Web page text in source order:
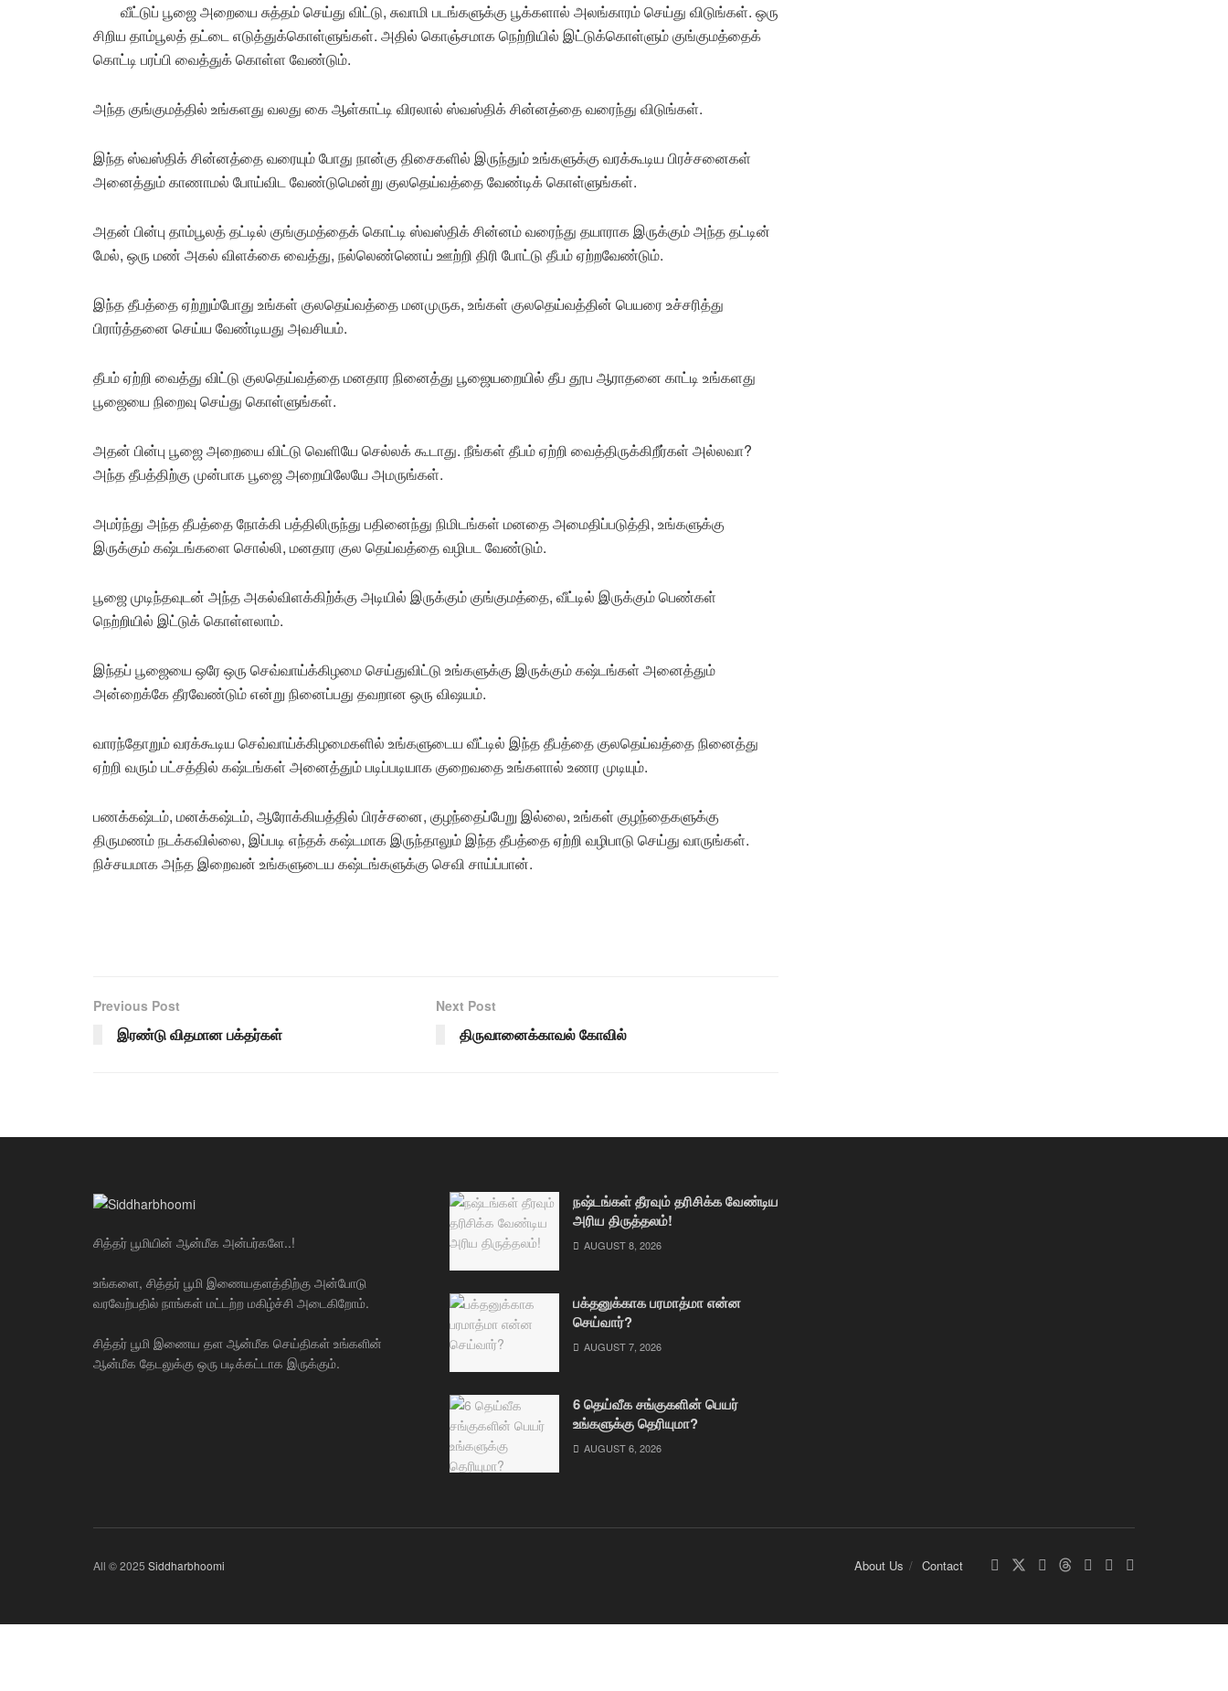
வீட்டுப் பூஜை அறையை சுத்தம் செய்து விட்டு, சுவாமி படங்களுக்கு பூக்களால் அலங்காரம் செய்து விடுங்கள். ஒரு
சிறிய தாம்பூலத் தட்டை எடுத்துக்கொள்ளுங்கள். அதில் கொஞ்சமாக நெற்றியில் இட்டுக்கொள்ளும் குங்குமத்தைக்
கொட்டி பரப்பி வைத்துக் கொள்ள வேண்டும்.
அந்த குங்குமத்தில் உங்களது வலது கை ஆள்காட்டி விரலால் ஸ்வஸ்திக் சின்னத்தை வரைந்து விடுங்கள்.
இந்த ஸ்வஸ்திக் சின்னத்தை வரையும் போது நான்கு திசைகளில் இருந்தும் உங்களுக்கு வரக்கூடிய பிரச்சனைகள்
அனைத்தும் காணாமல் போய்விட வேண்டுமென்று குலதெய்வத்தை வேண்டிக் கொள்ளுங்கள்.
அதன் பின்பு தாம்பூலத் தட்டில் குங்குமத்தைக் கொட்டி ஸ்வஸ்திக் சின்னம் வரைந்து தயாராக இருக்கும் அந்த தட்டின்
மேல், ஒரு மண் அகல் விளக்கை வைத்து, நல்லெண்ணெய் ஊற்றி திரி போட்டு தீபம் ஏற்றவேண்டும்.
இந்த தீபத்தை ஏற்றும்போது உங்கள் குலதெய்வத்தை மனமுருக, உங்கள் குலதெய்வத்தின் பெயரை உச்சரித்து
பிரார்த்தனை செய்ய வேண்டியது அவசியம்.
தீபம் ஏற்றி வைத்து விட்டு குலதெய்வத்தை மனதார நினைத்து பூஜையறையில் தீப தூப ஆராதனை காட்டி உங்களது
பூஜையை நிறைவு செய்து கொள்ளுங்கள்.
அதன் பின்பு பூஜை அறையை விட்டு வெளியே செல்லக் கூடாது. நீங்கள் தீபம் ஏற்றி வைத்திருக்கிறீர்கள் அல்லவா?
அந்த தீபத்திற்கு முன்பாக பூஜை அறையிலேயே அமருங்கள்.
அமர்ந்து அந்த தீபத்தை நோக்கி பத்திலிருந்து பதினைந்து நிமிடங்கள் மனதை அமைதிப்படுத்தி, உங்களுக்கு
இருக்கும் கஷ்டங்களை சொல்லி, மனதார குல தெய்வத்தை வழிபட வேண்டும்.
பூஜை முடிந்தவுடன் அந்த அகல்விளக்கிற்க்கு அடியில் இருக்கும் குங்குமத்தை, வீட்டில் இருக்கும் பெண்கள்
நெற்றியில் இட்டுக் கொள்ளலாம்.
இந்தப் பூஜையை ஒரே ஒரு செவ்வாய்க்கிழமை செய்துவிட்டு உங்களுக்கு இருக்கும் கஷ்டங்கள் அனைத்தும்
அன்றைக்கே தீரவேண்டும் என்று நினைப்பது தவறான ஒரு விஷயம்.
வாரந்தோறும் வரக்கூடிய செவ்வாய்க்கிழமைகளில் உங்களுடைய வீட்டில் இந்த தீபத்தை குலதெய்வத்தை நினைத்து
ஏற்றி வரும் பட்சத்தில் கஷ்டங்கள் அனைத்தும் படிப்படியாக குறைவதை உங்களால் உணர முடியும்.
பணக்கஷ்டம், மனக்கஷ்டம், ஆரோக்கியத்தில் பிரச்சனை, குழந்தைப்பேறு இல்லை, உங்கள் குழந்தைகளுக்கு
திருமணம் நடக்கவில்லை, இப்படி எந்தக் கஷ்டமாக இருந்தாலும் இந்த தீபத்தை ஏற்றி வழிபாடு செய்து வாருங்கள்.
நிச்சயமாக அந்த இறைவன் உங்களுடைய கஷ்டங்களுக்கு செவி சாய்ப்பான்.
Previous Post
இரண்டு விதமான பக்தர்கள்
Next Post
திருவானைக்காவல் கோவில்
சித்தர் பூமியின் ஆன்மீக அன்பர்களே..!
உங்களை, சித்தர் பூமி இணையதளத்திற்கு அன்போடு
வரவேற்பதில் நாங்கள் மட்டற்ற மகிழ்ச்சி அடைகிறோம்.
சித்தர் பூமி இணைய தள ஆன்மீக செய்திகள் உங்களின்
ஆன்மீக தேடலுக்கு ஒரு படிக்கட்டாக இருக்கும்.
நஷ்டங்கள் தீரவும் தரிசிக்க வேண்டிய
அரிய திருத்தலம்!
AUGUST 8, 2026
பக்தனுக்காக பரமாத்மா என்ன
செய்வார்?
AUGUST 7, 2026
6 தெய்வீக சங்குகளின் பெயர்
உங்களுக்கு தெரியுமா?
AUGUST 6, 2026
About Us Contact
All © 2025 Siddharbhoomi